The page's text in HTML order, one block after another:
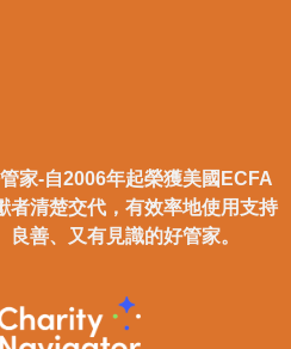
家-自2006年起榮獲美國ECFA
者清楚交代，有效率地使用支持
善、又有見識的好管家。